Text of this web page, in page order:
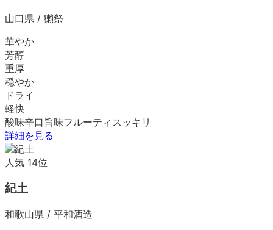
山口県 / 獺祭
華やか
芳醇
重厚
穏やか
ドライ
軽快
酸味辛口 旨味フルーティ スッキリ
詳細を見る
人気 14位
紀土
和歌山県 / 平和酒造